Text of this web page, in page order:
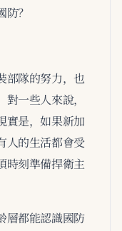
？
部隊的努力，也
一些人來說，
實是，如果新加
人的生活都會受
時刻準備捍衛主
層都能認識國防